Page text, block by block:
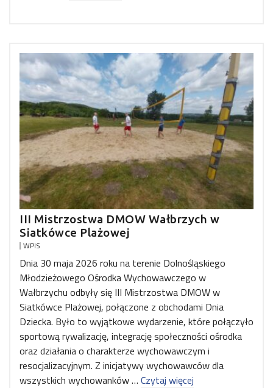
III Mistrzostwa DMOW Wałbrzych w
Siatkówce Plażowej
WPIS
Dnia 30 maja 2026 roku na terenie Dolnośląskiego
Młodzieżowego Ośrodka Wychowawczego w
Wałbrzychu odbyły się III Mistrzostwa DMOW w
Siatkówce Plażowej, połączone z obchodami Dnia
Dziecka. Było to wyjątkowe wydarzenie, które połączyło
sportową rywalizację, integrację społeczności ośrodka
oraz działania o charakterze wychowawczym i
resocjalizacyjnym. Z inicjatywy wychowawców dla
wszystkich wychowanków … Czytaj więcej